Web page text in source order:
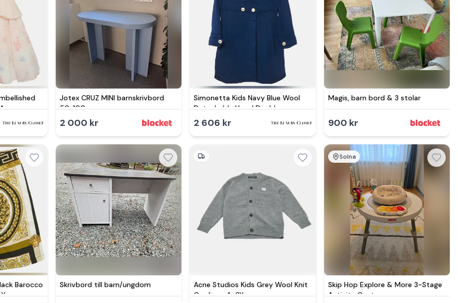
Jotex CRUZ MINI barnskrivbord
50x100 cm
2 000 kr
Simonetta Kids Navy Blue Wool
Detachable Hood Double
Breasted Coat 6 Yrs
2 606 kr
Magis, barn bord & 3 stolar
900 kr
Barocco
Skrivbord till barn/ungdom
Acne Studios Kids Grey Wool Knit
Cardigan 4-6Yrs
Solna
Skip Hop Explore & More 3-Stage
Activity Center